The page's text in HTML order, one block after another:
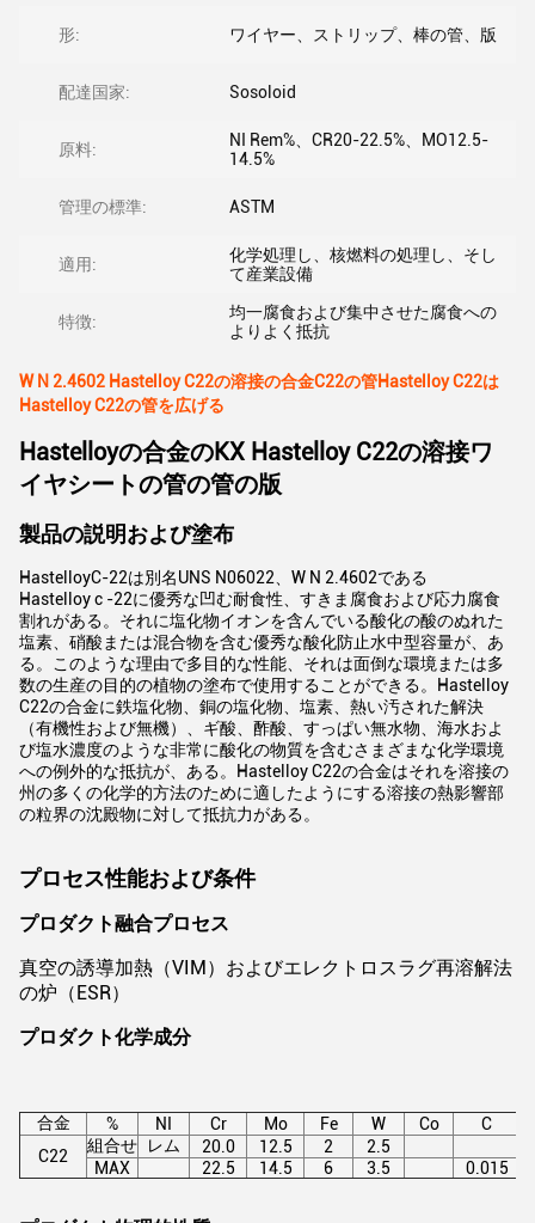
形: ワイヤー、ストリップ、棒の管、版
配達国家: Sosoloid
原料:
NI Rem%、CR20-22.5%、MO12.5-
14.5%
管理の標準: ASTM
適用:
化学処理し、核燃料の処理し、そし
て産業設備
特徴:
均一腐食および集中させた腐食への
よりよく抵抗
W N 2.4602 Hastelloy C22の溶接の合金C22の管Hastelloy C22は
Hastelloy C22の管を広げる
Hastelloyの合金のKX Hastelloy C22の溶接ワ
イヤシートの管の管の版
製品の説明および塗布
HastelloyC-22は別名UNS N06022、W N 2.4602である
Hastelloy c -22に優秀な凹む耐食性、すきま腐食および応力腐食
割れがある。それに塩化物イオンを含んでいる酸化の酸のぬれた
塩素、硝酸または混合物を含む優秀な酸化防止水中型容量が、あ
る。このような理由で多目的な性能、それは面倒な環境または多
数の生産の目的の植物の塗布で使用することができる。Hastelloy
C22の合金に鉄塩化物、銅の塩化物、塩素、熱い汚された解決
（有機性および無機）、ギ酸、酢酸、すっぱい無水物、海水およ
び塩水濃度のような非常に酸化の物質を含むさまざまな化学環境
への例外的な抵抗が、ある。Hastelloy C22の合金はそれを溶接の
州の多くの化学的方法のために適したようにする溶接の熱影響部
の粒界の沈殿物に対して抵抗力がある。
プロセス性能および条件
プロダクト融合プロセス
真空の誘導加熱（VIM）およびエレクトロスラグ再溶解法
の炉（ESR）
プロダクト化学成分
合金 % NI Cr Mo Fe W Co C
C22
組合せ レム 20.0 12.5 2
2.5
MAX
22.5 14.5 6 3.5 0.015